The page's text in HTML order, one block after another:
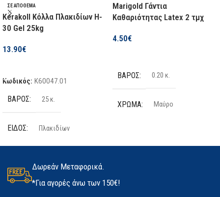
ΔΙΑΘΕΣΙΜΌΤΗΤΑ Χαμηλό Απόθεμα
ΣΕ ΑΠΌΘΕΜΑ
Kerakoll Κόλλα Πλακιδίων H-
30 Gel 25kg
13.90€
Κωδικός: K60047.01
ΒΆΡΟΣ 25 κ.
ΕΊΔΟΣ Πλακιδίων
ΚΑΤΑΣΚΕΥΑΣΤΉΣ Kerakoll
Marigold Γάντια
Καθαριότητας Latex 2 τμχ
4.50€
ΒΆΡΟΣ 0.20 κ.
ΧΡΏΜΑ Μαύρο
Δωρεάν Μεταφορικά.
*Για αγορές άνω των 150€!